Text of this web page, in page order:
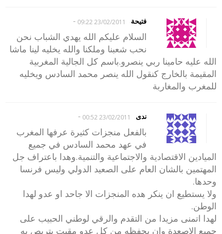
فتيحة 23/02/2011 09:22
-
السلام عليكم الله يهدي الشباب نحن
نحب شعبنا وملكنا والله يخليه لينا ماشا
الله عليه حامينا ربي ينصرو.باسم كل الجالية المغربية
المقيمة بالخارج كنقول الله ينصر محمد السادس ويخليه
للمغرب والمغاربة
ندى 23/02/2011 00:52
-
بالفعل منجزات كثيرة عرفها المغرب
في عهد محمد السادس في جميع
الميادين الاقتصادية والاجتماعية والتنمية.وهدا باعتراف جل
المهتمين بالشان العام على الصعيد الدولي وليس فرنسا
وحدها.
ولا يستطيع ان ينكر هده المنجزات الا جاحد او عدو لهدا
الوطن.
لهدا اتمنى مزيدا من التقدم والرقي لوطني الحبيب على
جميع الاصعدة وان يحفظه من كل عدو مقيت يتربص به